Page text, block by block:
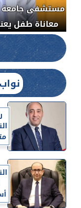
مستشفى جامعة
معاناة طفل